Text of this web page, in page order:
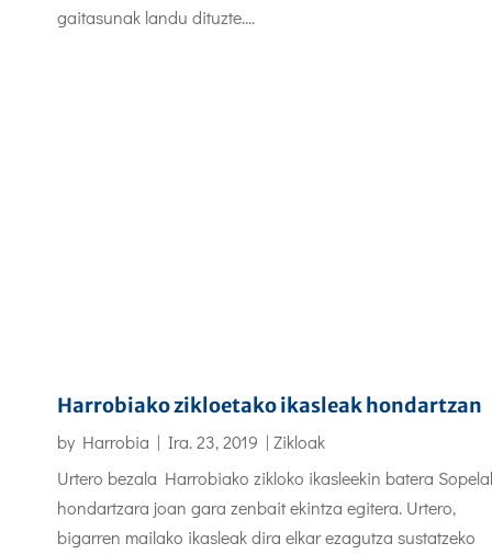
gaitasunak landu dituzte....
Harrobiako zikloetako ikasleak hondartzan
by Harrobia | Ira. 23, 2019 | Zikloak
Urtero bezala Harrobiako zikloko ikasleekin batera
hondartzara joan gara zenbait ekintza egitera. Urtero,
bigarren mailako ikasleak dira elkar ezagutza sustatzeko